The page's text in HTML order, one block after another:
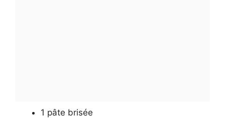
1 pâte brisée